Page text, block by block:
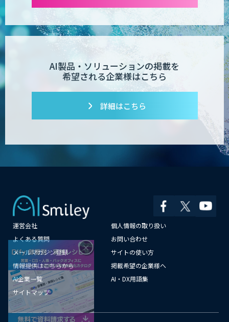
BOTCHAN（ボッチャン）
AI製品・ソリューションの掲載を
希望される企業様はこちら
詳細はこちら
運営会社
個人情報の取り扱い
よくある質問
お問い合わせ
メールマガジン登録
サイトの使い方
情報提供はこちらから
掲載希望の企業様へ
AI企業一覧
AI・DX用語集
サイトマップ
×